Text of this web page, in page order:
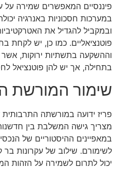
פיננסיים המאפשרים שמירה על
במערכות חסכוניות באנרגיה
ובמקביל להגדיל את
פוטנציאליים. כמו כן, יש לקחת
וההשקעה בתשתיות ירוקות, אשר
בתחילה, אך יש להן פוטנציאל
שימור המורשת
פריז ידועה במורשתה התרבותית
מצריך גישה המשלבת בין
במאפיינים ההיסטוריים של
לשימורם. שילוב של עקרונות בר
יכול לתרום לשמירה על הזהות